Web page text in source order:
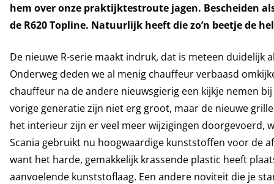
hem over onze praktijktestroute jagen. Bescheiden
de R620 Topline. Natuurlijk heeft die zo’n beetje de
De nieuwe R-serie maakt indruk, dat is meteen duidelijk
Onderweg deden we al menig chauffeur verbaasd
chauffeur na de andere nieuwsgierig een kijkje nemen
vorige generatie zijn niet erg groot, maar de nieuwe
het interieur zijn er veel meer wijzigingen doorgevoerd,
Scania gebruikt nu hoogwaardige kunststoffen voor de
want het harde, gemakkelijk krassende plastic heeft
aanvoelende kunststoflaag. Een andere noviteit die je